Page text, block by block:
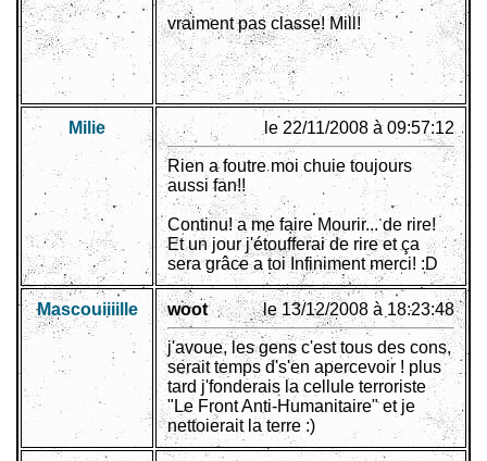
vraiment pas classe! Mill!
Milie le 22/11/2008 à 09:57:12
Rien a foutre moi chuie toujours
aussi fan!!
Continu! a me faire Mourir... de rire!
Et un jour j'étoufferai de rire et ça
sera grâce a toi Infiniment merci! :D
Mascouiiiille woot le 13/12/2008 à 18:23:48
j'avoue, les gens c'est tous des cons,
serait temps d's'en apercevoir ! plus
tard j'fonderais la cellule terroriste
"Le Front Anti-Humanitaire" et je
nettoierait la terre :)